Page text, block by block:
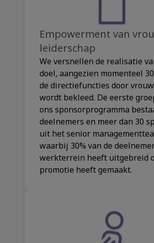
Empowerment van
leiderschap
We versnellen de realisatie
doel, aangezien momenteel
de directiefuncties door
wordt bekleed. De eerste
ons sponsorprogramma
deelnemers en meer dan 30
uit het senior
waarbij 30% van de
werkterrein heeft uitgebreid
promotie heeft gemaakt.